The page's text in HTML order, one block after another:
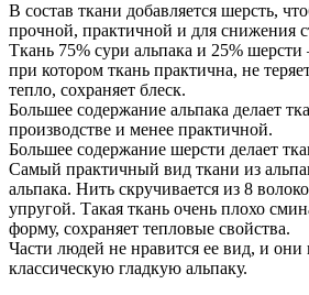
В состав ткани добавляется шерсть,
прочной, практичной и для снижения
Ткань 75% сури альпака и 25%
при котором ткань практична, не
тепло, сохраняет блеск.
Большее содержание альпака делает
производстве и менее практичной.
Большее содержание шерсти делает
Самый практичный вид ткани из
альпака. Нить скручивается из 8
упругой. Такая ткань очень плохо
форму, сохраняет тепловые свойства.
Части людей не нравится ее вид, и
классическую гладкую альпаку.